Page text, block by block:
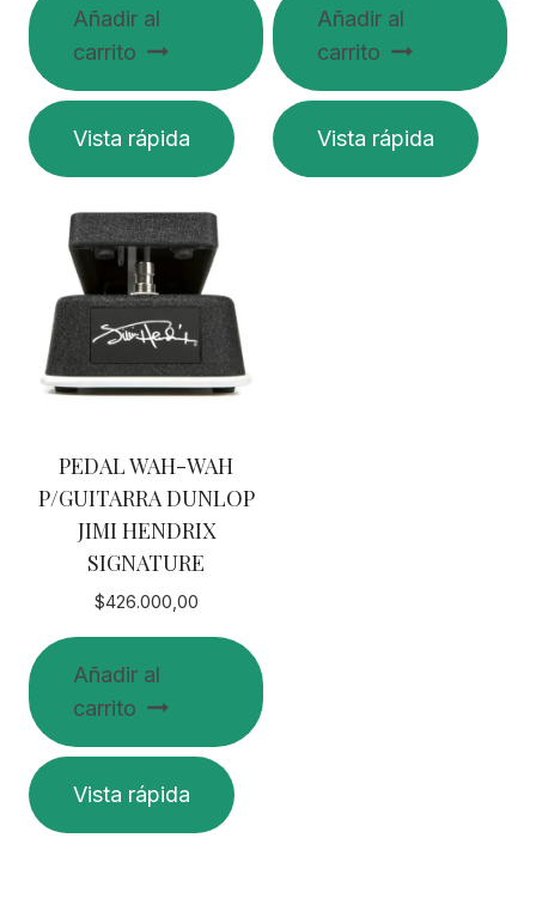
Añadir al
carrito
Vista rápida
Añadir al
carrito
Vista rápida
PEDAL WAH-WAH
P/GUITARRA DUNLOP
JIMI HENDRIX
SIGNATURE
$426.000,00
Añadir al
carrito
Vista rápida